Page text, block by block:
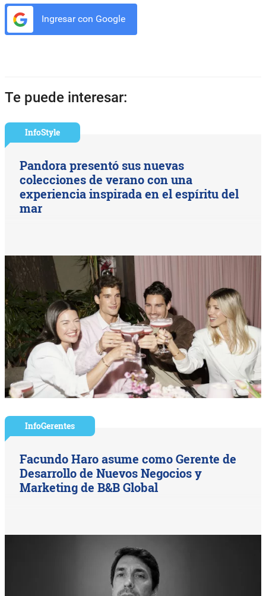
Ingresar con Google
Te puede interesar:
InfoStyle
Pandora presentó sus nuevas
colecciones de verano con una
experiencia inspirada en el espíritu del
mar
InfoGerentes
Facundo Haro asume como Gerente de
Desarrollo de Nuevos Negocios y
Marketing de B&B Global